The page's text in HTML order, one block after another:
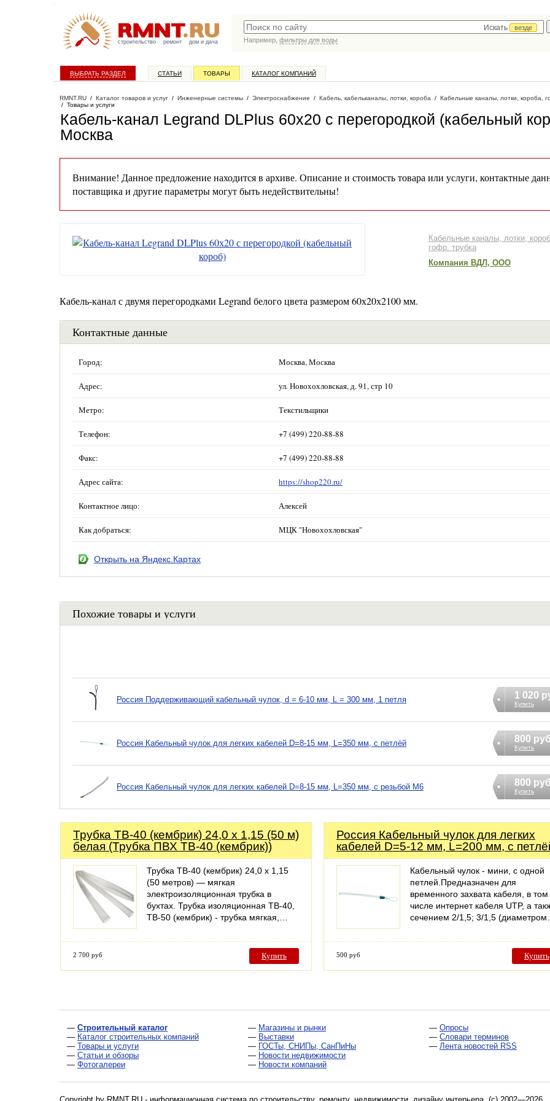
строительство ремонт дом и дача
Искать
везде
Например, фильтры для воды
ВЫБРАТЬ РАЗДЕЛ СТАТЬИ ТОВАРЫ КАТАЛОГ КОМПАНИЙ
RMNT.RU / Каталог товаров и услуг / Инженерные системы / Электроснабжение / Кабель, кабельканалы, лотки, короба / Кабельные каналы, лотки, короба,
/ Товары и услуги
Кабель-канал Legrand DLPlus 60х20 с перегородкой (кабельный
Москва
Внимание! Данное предложение находится в архиве. Описание и стоимость товара или услуги, контактные
поставщика и другие параметры могут быть недействительны!
Кабельные каналы, лотки,
гофр. трубка
Компания ВДЛ, ООО
Кабель-канал с двумя перегородками Legrand белого цвета размером 60х20х2100 мм.
Контактные данные
Город: Москва, Москва
Адрес: ул. Новохохловская, д. 91, стр 10
Метро: Текстильщики
Телефон: +7 (499) 220-88-88
Факс: +7 (499) 220-88-88
Адрес сайта: https://shop220.ru/
Контактное лицо: Алексей
Как добраться: МЦК "Новохохловская"
Открыть на Яндекс.Картах
Похожие товары и услуги
Россия Поддерживающий кабельный чулок, d = 6-10 мм, L = 300 мм, 1 петля 1 020
Купить
Россия Кабельный чулок для легких кабелей D=8-15 мм, L=350 мм, с петлёй 800 руб
Купить
Россия Кабельный чулок для легких кабелей D=8-15 мм, L=350 мм, с резьбой М6 800 руб
Купить
Трубка ТВ-40 (кембрик) 24,0 х 1,15 (50 м)
белая (Трубка ПВХ ТВ-40 (кембрик))
Трубка ТВ-40 (кембрик) 24,0 х 1,15
(50 метров) — мягкая
электроизоляционная трубка в
бухтах. Трубка изоляционная ТВ-40,
ТВ-50 (кембрик) - трубка мягкая,…
2 700 руб Купить
Россия Кабельный чулок для легких
кабелей D=5-12 мм, L=200 мм, с
Кабельный чулок - мини, с одной
петлей.Предназначен для
временного захвата кабеля, в том
числе интернет кабеля UTP, а
сечением 2/1,5; 3/1,5 (диаметром…
500 руб Купить
— Строительный каталог
— Каталог строительных компаний
— Товары и услуги
— Статьи и обзоры
— Фотогалереи
— Магазины и рынки
— Выставки
— ГОСТы, СНИПы, СанПиНы
— Новости недвижимости
— Новости компаний
— Опросы
— Словари терминов
— Лента новостей RSS